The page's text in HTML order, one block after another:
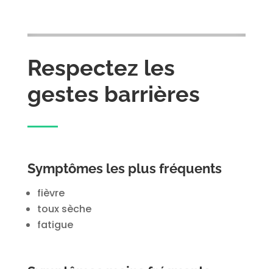
Respectez les
gestes barrières
Symptômes les plus fréquents
fièvre
toux sèche
fatigue